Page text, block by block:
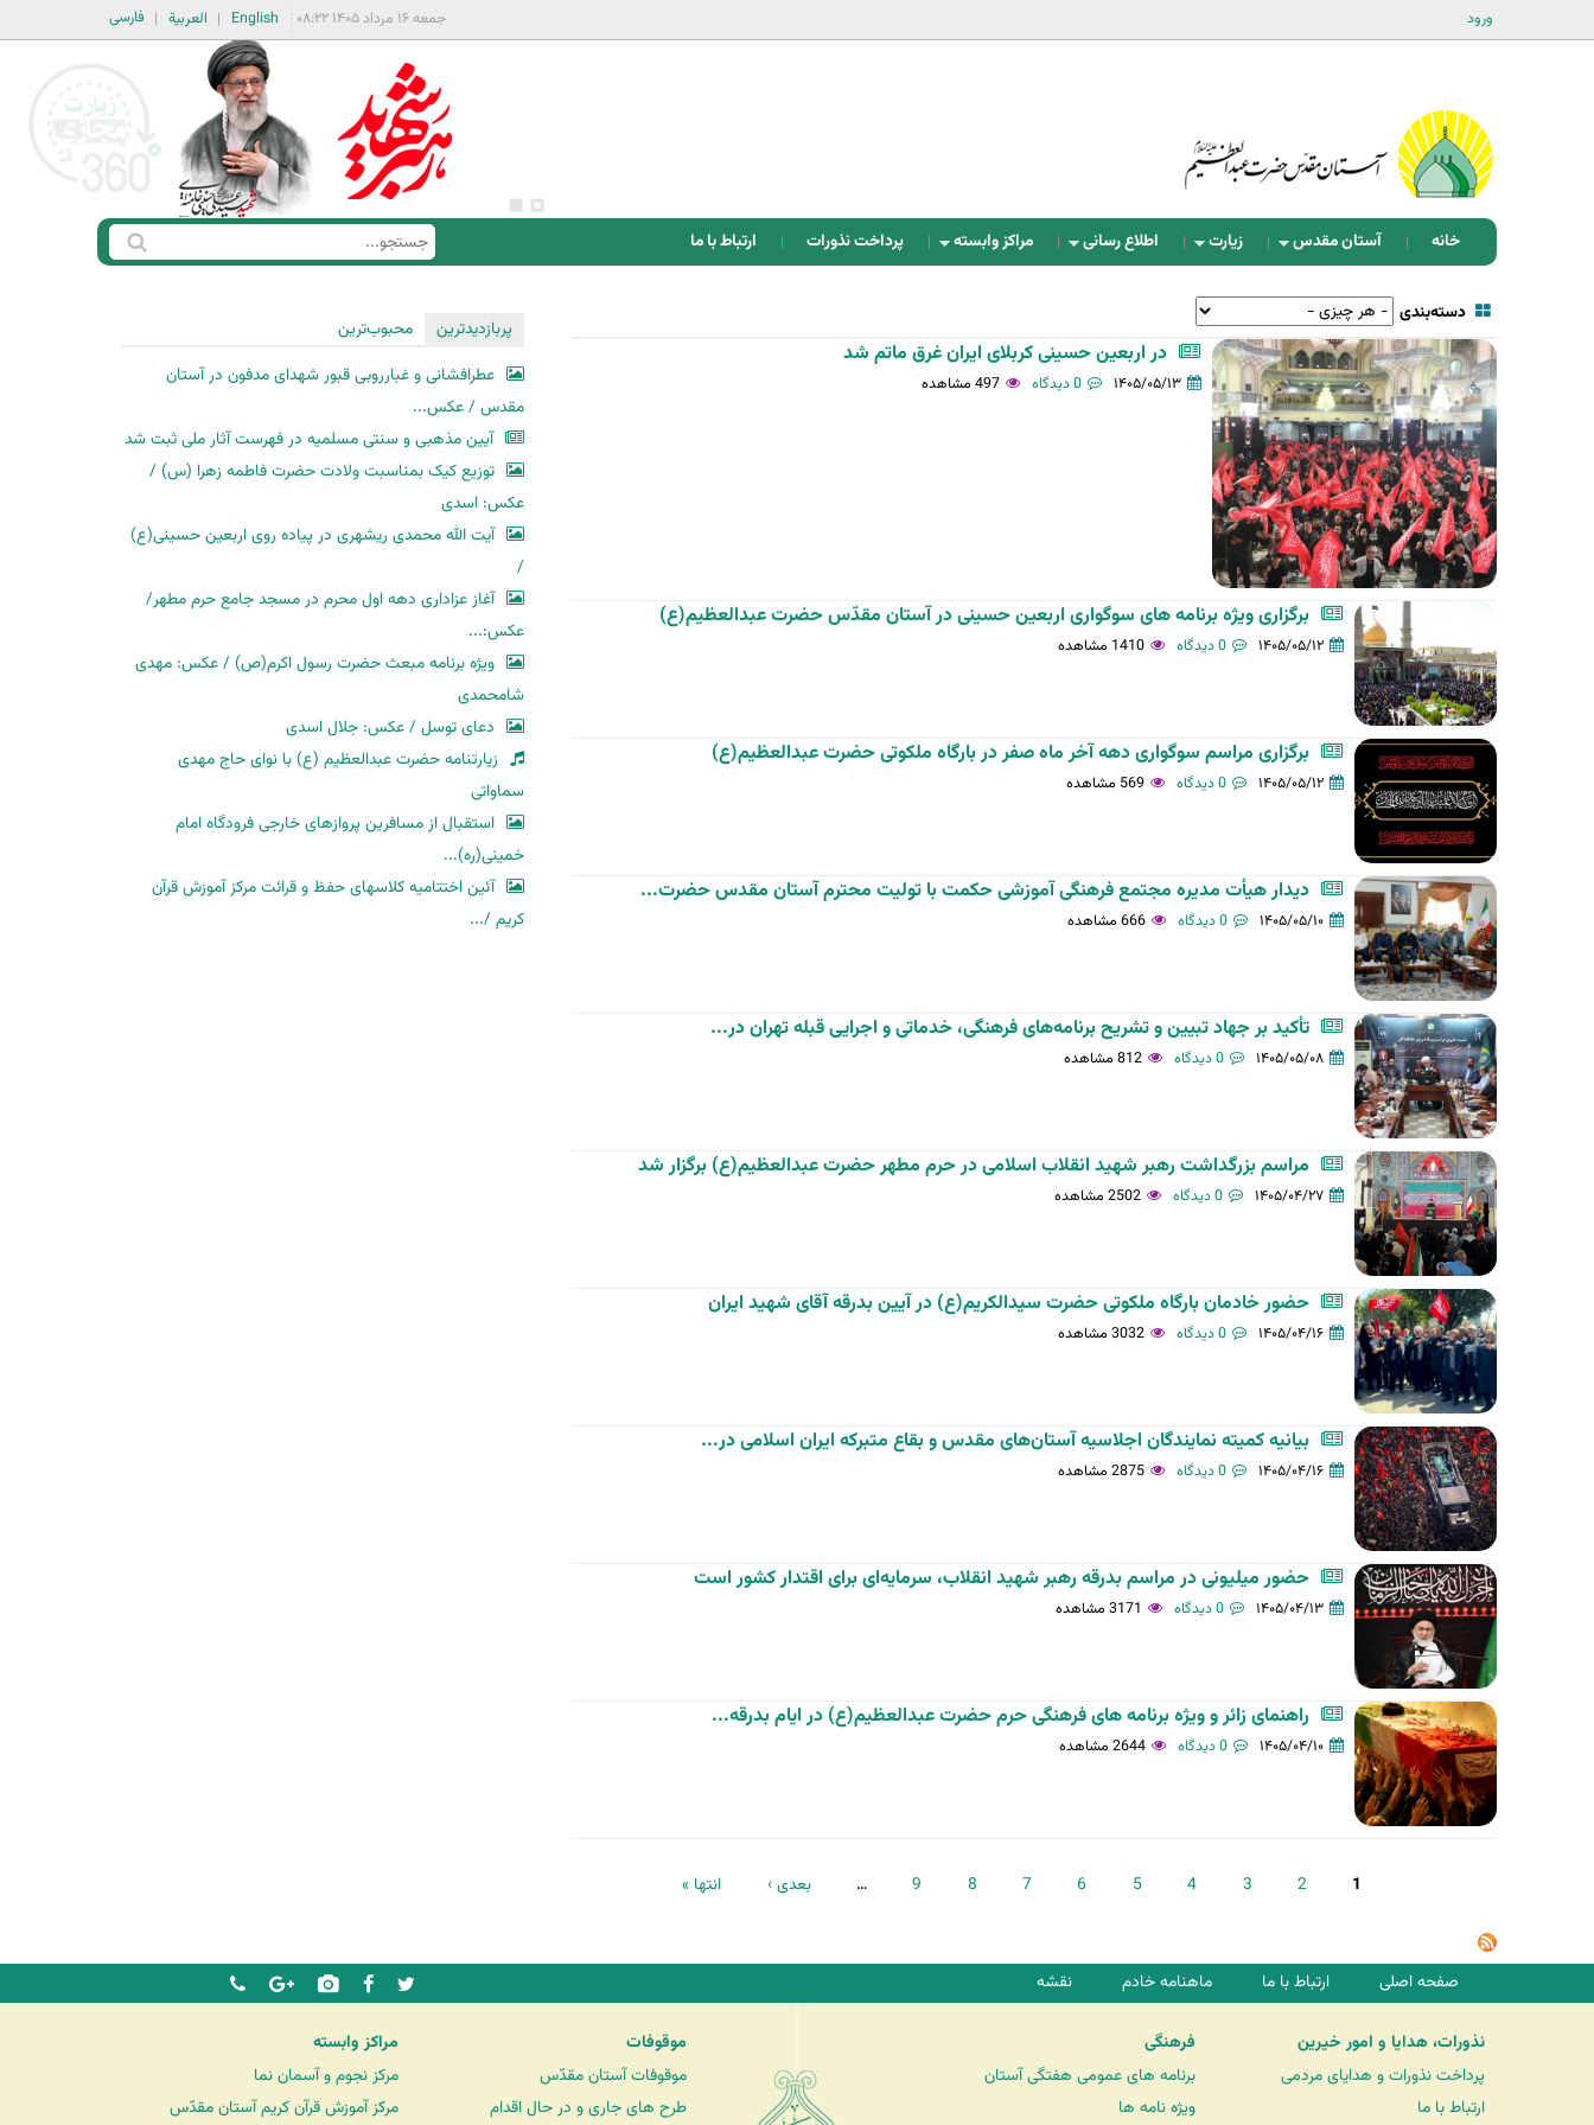
ورود فارسی العربية English جمعه ۱۶ مرداد ۱۴۰۵ ۰۸:۲۲
خانه آستان مقدس زیارت اطلاع رسانی مراکز وابسته پرداخت نذورات ارتباط با ما
ف
س
ت
ج
و
ج
س
دسته‌بندی‌
در اربعین حسینی کربلای ایران غرق ماتم شد
۱۴۰۵/۰۵/۱۳ 0 دیدگاه 497 مشاهده
برگزاری ویژه برنامه های سوگواری اربعین حسینی در آستان مقدّس حضرت عبدالعظیم(ع)
۱۴۰۵/۰۵/۱۲ 0 دیدگاه 1410 مشاهده
برگزاری مراسم سوگواری دهه آخر ماه صفر در بارگاه ملکوتی حضرت عبدالعظیم(ع)
۱۴۰۵/۰۵/۱۲ 0 دیدگاه 569 مشاهده
دیدار هیأت مدیره مجتمع فرهنگی آموزشی حکمت با تولیت محترم آستان مقدس حضرت...
۱۴۰۵/۰۵/۱۰ 0 دیدگاه 666 مشاهده
تأکید بر جهاد تبیین و تشریح برنامه‌های فرهنگی، خدماتی و اجرایی قبله تهران در...
۱۴۰۵/۰۵/۰۸ 0 دیدگاه 812 مشاهده
مراسم بزرگداشت رهبر شهید انقلاب اسلامی در حرم مطهر حضرت عبدالعظیم(ع) برگزار شد
۱۴۰۵/۰۴/۲۷ 0 دیدگاه 2502 مشاهده
حضور خادمان بارگاه ملکوتی حضرت سیدالکریم(ع) در آیین بدرقه آقای شهید ایران
۱۴۰۵/۰۴/۱۶ 0 دیدگاه 3032 مشاهده
بیانیه کمیته نمایندگان اجلاسیه آستان‌های مقدس و بقاع متبرکه ایران اسلامی در...
۱۴۰۵/۰۴/۱۶ 0 دیدگاه 2875 مشاهده
حضور میلیونی در مراسم بدرقه رهبر شهید انقلاب، سرمایه‌ای برای اقتدار کشور است
۱۴۰۵/۰۴/۱۳ 0 دیدگاه 3171 مشاهده
راهنمای زائر و ویژه برنامه های فرهنگی حرم حضرت عبدالعظیم(ع) در ایام بدرقه...
۱۴۰۵/۰۴/۱۰ 0 دیدگاه 2644 مشاهده
ح
ه‌
ه
1
2
3
4
5
6
7
8
9
… بعدی › انتها »
پربازدیدترین
محبوب‌ترین
عطرافشانی و غبارروبی قبور شهدای مدفون در آستان
مقدس / عکس...
آیین مذهبی و سنتی مسلمیه در فهرست آثار ملی ثبت شد
توزیع کیک بمناسبت ولادت حضرت فاطمه زهرا (س) /
عکس: اسدی
آیت الله محمدی ریشهری در پیاده روی اربعین حسینی(ع)
/
آغاز عزاداری دهه اول محرم در مسجد جامع حرم مطهر/
عکس:...
ویژه برنامه مبعث حضرت رسول اکرم(ص) / عکس: مهدی
شامحمدی
دعای توسل / عکس: جلال اسدی
زیارتنامه حضرت عبدالعظیم (ع) با نوای حاج مهدی
سماواتی
استقبال از مسافرین پروازهای خارجی فرودگاه امام
خمینی(ره)...
آئین اختتامیه کلاسهای حفظ و قرائت مرکز آموزش قرآن
کریم /...
صفحه اصلی ارتباط با ما ماهنامه خادم نقشه
نذورات، هدایا و امور خیرین
پرداخت نذورات و هدایای مردمی
ارتباط با ما
فرهنگی
برنامه های عمومی هفتگی آستان
ویژه نامه ها
موقوفات
موقوفات آستان مقدّس
طرح های جاری و در حال اقدام
مراکز وابسته
مرکز نجوم و آسمان نما
مرکز آموزش قرآن کریم آستان مقدّس